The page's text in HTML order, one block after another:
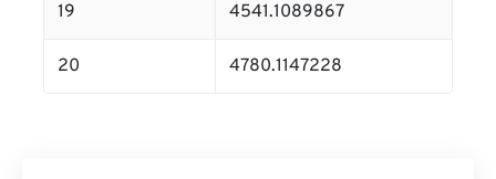
19 4541.1089867
20 4780.1147228